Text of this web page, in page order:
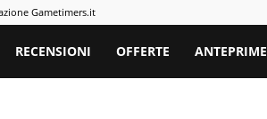
Gametimers.it
RECENSIONI OFFERTE ANTEPRIME